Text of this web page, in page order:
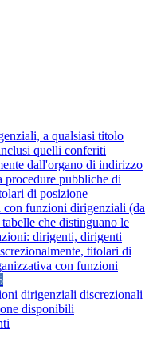
a qualsiasi titolo
quelli conferiti
dall'organo di indirizzo
procedure pubbliche di
di posizione
con funzioni dirigenziali (da
che distinguano le
dirigenti, dirigenti
titolari di
con funzioni
dirigenziali discrezionali
disponibili